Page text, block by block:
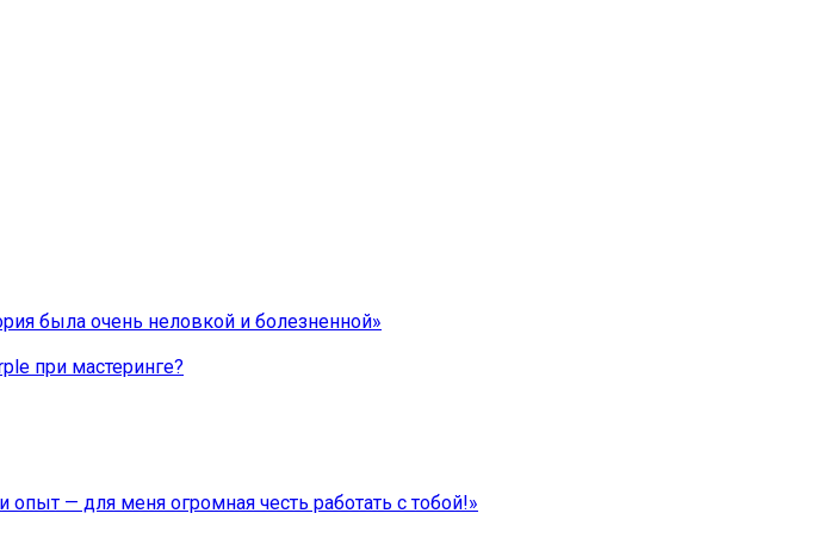
была очень неловкой и болезненной»
при мастеринге?
— для меня огромная честь работать с тобой!»